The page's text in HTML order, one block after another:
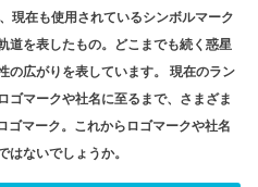
現在も使用されているシンボルマーク
道を表したもの。どこまでも続く惑星
の広がりを表しています。 現在のラン
ゴマークや社名に至るまで、さまざま
マーク。これからロゴマークや社名
ないでしょうか。